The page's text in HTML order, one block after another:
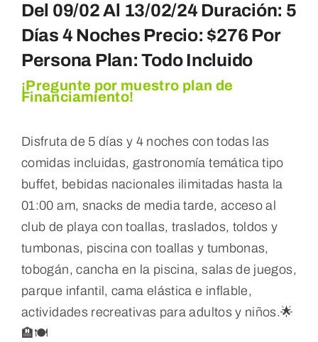
Del 09/02 Al 13/02/24 Duración: 5
Días 4 Noches Precio: $276 Por
Persona Plan: Todo Incluido
¡Pregunte por muestro plan de
Financiamiento!
Disfruta de 5 días y 4 noches con todas las
comidas incluidas, gastronomía temática tipo
buffet, bebidas nacionales ilimitadas hasta la
01:00 am, snacks de media tarde, acceso al
club de playa con toallas, traslados, toldos y
tumbonas, piscina con toallas y tumbonas,
tobogán, cancha en la piscina, salas de juegos,
parque infantil, cama elástica e inflable,
actividades recreativas para adultos y niños.🌟
🏨🍽️